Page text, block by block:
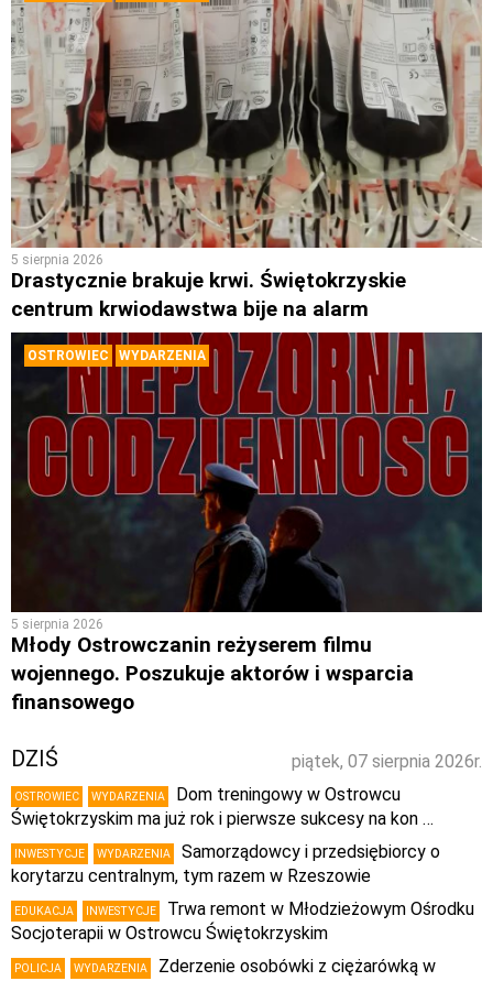
5 sierpnia 2026
Drastycznie brakuje krwi. Świętokrzyskie
centrum krwiodawstwa bije na alarm
OSTROWIEC WYDARZENIA
5 sierpnia 2026
Młody Ostrowczanin reżyserem filmu
wojennego. Poszukuje aktorów i wsparcia
finansowego
piątek, 07 sierpnia 2026r.
DZIŚ
OSTROWIEC WYDARZENIA
Dom treningowy w Ostrowcu
Świętokrzyskim ma już rok i pierwsze sukcesy na kon …
INWESTYCJE WYDARZENIA
Samorządowcy i przedsiębiorcy o
korytarzu centralnym, tym razem w Rzeszowie
EDUKACJA INWESTYCJE
Trwa remont w Młodzieżowym Ośrodku
Socjoterapii w Ostrowcu Świętokrzyskim
POLICJA WYDARZENIA
Zderzenie osobówki z ciężarówką w